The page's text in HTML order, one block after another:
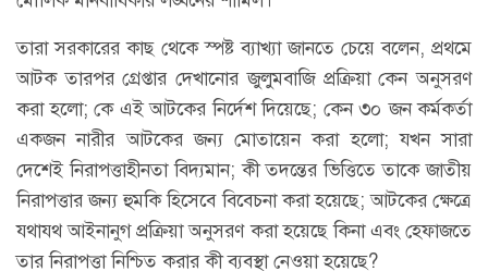
তারা সরকারের কাছ থেকে স্পষ্ট ব্যাখ্যা জানতে চেয়ে বলেন, প্রথমে
আটক তারপর গ্রেপ্তার দেখানোর জুলুমবাজি প্রক্রিয়া কেন অনুসরণ
করা হলো; কে এই আটকের নির্দেশ দিয়েছে; কেন ৩০ জন কর্মকর্তা
একজন নারীর আটকের জন্য মোতায়েন করা হলো; যখন সারা
দেশেই নিরাপত্তাহীনতা বিদ্যমান; কী তদন্তের ভিত্তিতে তাকে জাতীয়
নিরাপত্তার জন্য হুমকি হিসেবে বিবেচনা করা হয়েছে; আটকের ক্ষেত্রে
যথাযথ আইনানুগ প্রক্রিয়া অনুসরণ করা হয়েছে কিনা এবং হেফাজতে
তার নিরাপত্তা নিশ্চিত করার কী ব্যবস্থা নেওয়া হয়েছে?